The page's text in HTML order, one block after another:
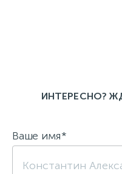
ИНТЕРЕСНО?
Ваше имя*